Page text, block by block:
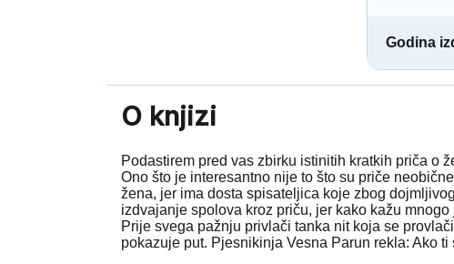
Godina
O knjizi
Podastirem pred vas zbirku istinitih kratkih priča o
Ono što je interesantno nije to što su priče
žena, jer ima dosta spisateljica koje zbog
izdvajanje spolova kroz priču, jer kako kažu
Prije svega pažnju privlači tanka nit koja se
pokazuje put. Pjesnikinja Vesna Parun rekla: Ako